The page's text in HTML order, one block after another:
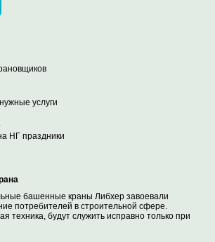
услуги
НГ праздники
башенные краны Либхер завоевали
потребителей в строительной сфере.
техника, будут служить исправно только при